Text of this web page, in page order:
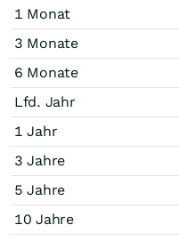
1 Monat
3 Monate
6 Monate
Lfd. Jahr
1 Jahr
3 Jahre
5 Jahre
10 Jahre